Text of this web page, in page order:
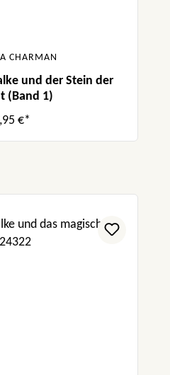
CHARMAN
und der Stein der
(Band 1)
€*